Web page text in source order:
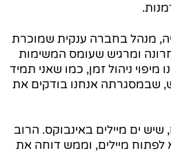
מנהל בחברה ענקית שמוכרת
ומרגיש שעומס המשימות
ניהול זמן, כמו שאני תמיד
שבמסגרתה אנחנו בודקים את
ים מיילים באינבוקס. הרוב
לפתוח מיילים, וממש דוחה את